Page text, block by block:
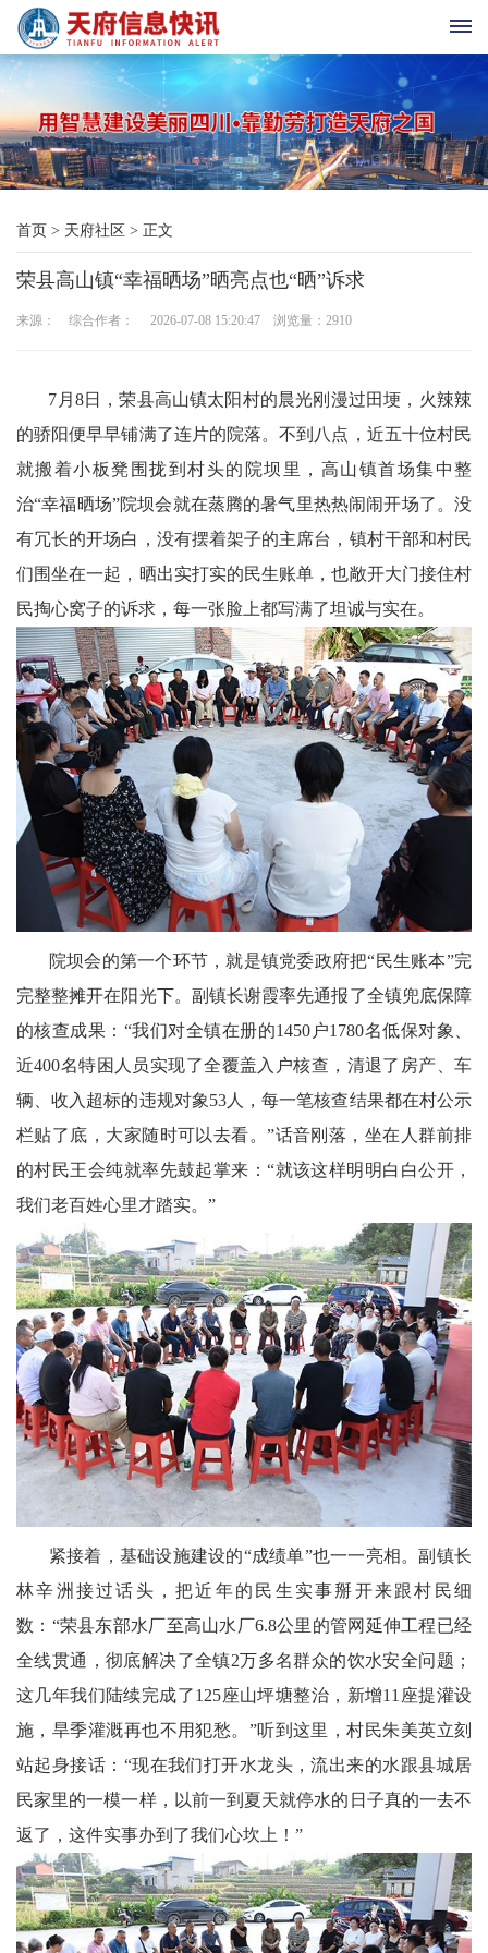
首
页
天
府
老
协
府
技
天
府
三
天
府
信
府
教
育
天
府
银
龄
讯
关
工
委
消
息
天
法
府
社
首页 > 天府社区 > 正文
荣县高山镇“幸福晒场”晒亮点也“晒”诉求
来源： 综合作者： 2026-07-08 15:20:47 浏览量： 2910
7月8日，荣县高山镇太阳村的晨光刚漫过田埂，火辣辣
的骄阳便早早铺满了连片的院落。不到八点，近五十位村民
就搬着小板凳围拢到村头的院坝里，高山镇首场集中整
治“幸福晒场”院坝会就在蒸腾的暑气里热热闹闹开场了。没
有冗长的开场白，没有摆着架子的主席台，镇村干部和村民
们围坐在一起，晒出实打实的民生账单，也敞开大门接住村
民掏心窝子的诉求，每一张脸上都写满了坦诚与实在。
院坝会的第一个环节，就是镇党委政府把“民生账本”完
完整整摊开在阳光下。副镇长谢霞率先通报了全镇兜底保障
的核查成果：“我们对全镇在册的1450户1780名低保对象、
近400名特困人员实现了全覆盖入户核查，清退了房产、车
辆、收入超标的违规对象53人，每一笔核查结果都在村公示
栏贴了底，大家随时可以去看。”话音刚落，坐在人群前排
的村民王会纯就率先鼓起掌来：“就该这样明明白白公开，
我们老百姓心里才踏实。”
紧接着，基础设施建设的“成绩单”也一一亮相。副镇长
林辛洲接过话头，把近年的民生实事掰开来跟村民细
数：“荣县东部水厂至高山水厂6.8公里的管网延伸工程已经
全线贯通，彻底解决了全镇2万多名群众的饮水安全问题；
这几年我们陆续完成了125座山坪塘整治，新增11座提灌设
施，旱季灌溉再也不用犯愁。”听到这里，村民朱美英立刻
站起身接话：“现在我们打开水龙头，流出来的水跟县城居
民家里的一模一样，以前一到夏天就停水的日子真的一去不
返了，这件实事办到了我们心坎上！”